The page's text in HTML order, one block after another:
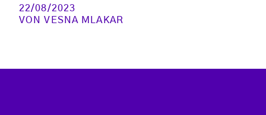
22/08/2023
VONVESNA MLAKAR